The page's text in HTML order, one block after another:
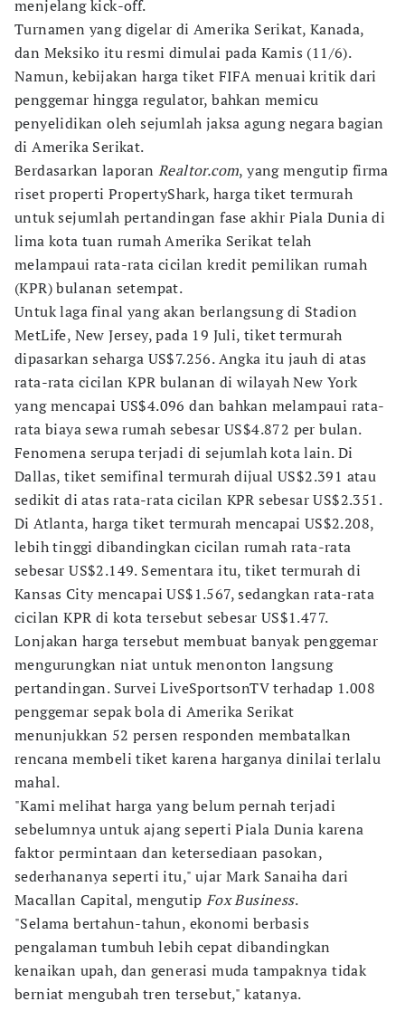
menjelang kick-off.
Turnamen yang digelar di Amerika Serikat, Kanada,
dan Meksiko itu resmi dimulai pada Kamis (11/6).
Namun, kebijakan harga tiket FIFA menuai kritik dari
penggemar hingga regulator, bahkan memicu
penyelidikan oleh sejumlah jaksa agung negara bagian
di Amerika Serikat.
Berdasarkan laporan Realtor.com, yang mengutip firma
riset properti PropertyShark, harga tiket termurah
untuk sejumlah pertandingan fase akhir Piala Dunia di
lima kota tuan rumah Amerika Serikat telah
melampaui rata-rata cicilan kredit pemilikan rumah
(KPR) bulanan setempat.
Untuk laga final yang akan berlangsung di Stadion
MetLife, New Jersey, pada 19 Juli, tiket termurah
dipasarkan seharga US$7.256. Angka itu jauh di atas
rata-rata cicilan KPR bulanan di wilayah New York
yang mencapai US$4.096 dan bahkan melampaui rata-
rata biaya sewa rumah sebesar US$4.872 per bulan.
Fenomena serupa terjadi di sejumlah kota lain. Di
Dallas, tiket semifinal termurah dijual US$2.391 atau
sedikit di atas rata-rata cicilan KPR sebesar US$2.351.
Di Atlanta, harga tiket termurah mencapai US$2.208,
lebih tinggi dibandingkan cicilan rumah rata-rata
sebesar US$2.149. Sementara itu, tiket termurah di
Kansas City mencapai US$1.567, sedangkan rata-rata
cicilan KPR di kota tersebut sebesar US$1.477.
Lonjakan harga tersebut membuat banyak penggemar
mengurungkan niat untuk menonton langsung
pertandingan. Survei LiveSportsonTV terhadap 1.008
penggemar sepak bola di Amerika Serikat
menunjukkan 52 persen responden membatalkan
rencana membeli tiket karena harganya dinilai terlalu
mahal.
"Kami melihat harga yang belum pernah terjadi
sebelumnya untuk ajang seperti Piala Dunia karena
faktor permintaan dan ketersediaan pasokan,
sederhananya seperti itu," ujar Mark Sanaiha dari
Macallan Capital, mengutip Fox Business.
"Selama bertahun-tahun, ekonomi berbasis
pengalaman tumbuh lebih cepat dibandingkan
kenaikan upah, dan generasi muda tampaknya tidak
berniat mengubah tren tersebut," katanya.